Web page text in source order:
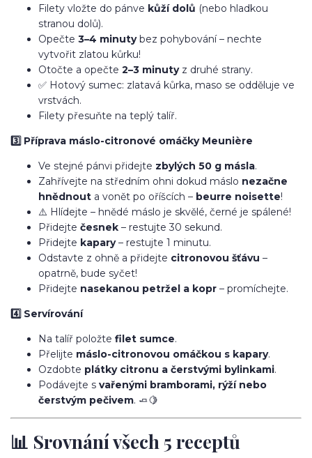
Filety vložte do pánve kůží dolů (nebo hladkou
stranou dolů).
Opečte 3–4 minutybez pohybování – nechte
vytvořit zlatou kůrku!
Otočte a opečte 2–3 minutyz druhé strany.
✅ Hotový sumec: zlatavá kůrka, maso se odděluje ve
vrstvách.
Filety přesuňte na teplý talíř.
3️⃣ Příprava máslo-citronové omáčky Meunière
Ve stejné pánvi přidejte zbylých 50 g másla.
Zahřívejte na středním ohni dokud máslo nezačne
hnědnout a vonět po oříšcích – beurre noisette!
⚠️ Hlídejte – hnědé máslo je skvělé, černé je spálené!
Přidejte česnek – restujte 30 sekund.
Přidejte kapary– restujte 1 minutu.
Odstavte z ohně a přidejte citronovou šťávu –
opatrně, bude syčet!
Přidejte nasekanou petržel a kopr – promíchejte.
4️⃣ Servírování
Na talíř položte filet sumce.
Přelijte máslo-citronovou omáčkou s kapary.
Ozdobte plátky citronu a čerstvými bylinkami.
Podávejte s vařenými bramborami, rýží nebo
čerstvým pečivem. 🧈🍋
📊 Srovnání všech 5 receptů